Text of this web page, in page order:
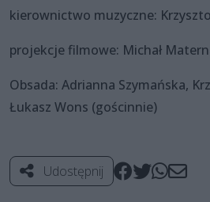
kierownictwo muzyczne:
projekcje filmowe: Michał
Obsada: Adrianna Szymańska,
Łukasz Wons (gościnnie)
Udostępnij